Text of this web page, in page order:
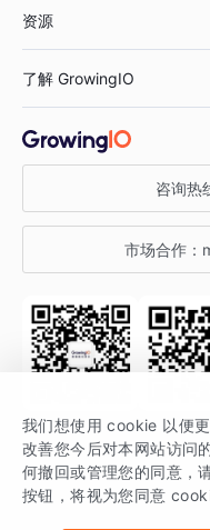
鞋服行业
汽车行业
金融行业
智能运营
获客分析
资源
增长公开课
增长博客
开发者文档
SDK 文档
场景指南
了解 GrowingIO
关于 GrowingIO
增长大会
行业活动
咨询热
市场合作：
关注公众号 获取更
GrowingIO 是专注于数据智
我们想使用 cookie 以便
改善您今后对本网站访问
何撤回或管理您的同意，
按钮，将视为您同意